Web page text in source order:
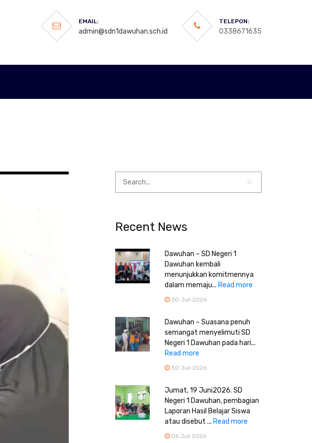
EMAIL:
admin@sdn1dawuhan.sch.id
TELEPON:
0338671635
Recent News
Dawuhan – SD Negeri 1
Dawuhan kembali
menunjukkan komitmennya
dalam memaju... Read more
30 Juli 2026
Dawuhan – Suasana penuh
semangat menyelimuti SD
Negeri 1 Dawuhan pada hari...
Read more
30 Juli 2026
Jumat, 19 Juni2026. SD
Negeri 1 Dawuhan, pembagian
Laporan Hasil Belajar Siswa
atau disebut ... Read more
06 Juli 2026